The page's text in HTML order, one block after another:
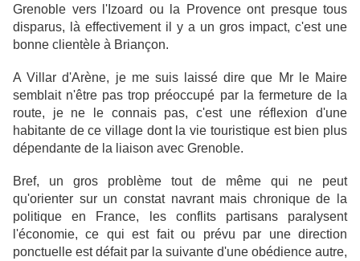
Grenoble vers l'Izoard ou la Provence ont presque tous
disparus, là effectivement il y a un gros impact, c'est une
bonne clientèle à Briançon.
A Villar d'Arène, je me suis laissé dire que Mr le Maire
semblait n'être pas trop préoccupé par la fermeture de la
route, je ne le connais pas, c'est une réflexion d'une
habitante de ce village dont la vie touristique est bien plus
dépendante de la liaison avec Grenoble.
Bref, un gros problème tout de même qui ne peut
qu'orienter sur un constat navrant mais chronique de la
politique en France, les conflits partisans paralysent
l'économie, ce qui est fait ou prévu par une direction
ponctuelle est défait par la suivante d'une obédience autre,